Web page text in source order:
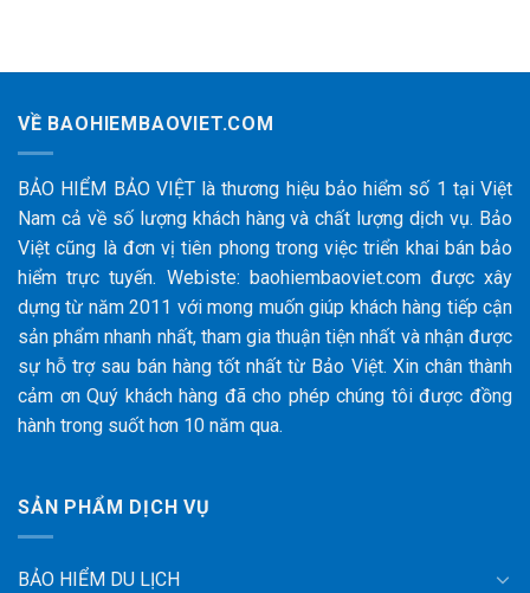
VỀ BAOHIEMBAOVIET.COM
BẢO HIỂM BẢO VIỆT là thương hiệu bảo hiểm số 1 tại Việt
Nam cả về số lượng khách hàng và chất lượng dịch vụ. Bảo
Việt cũng là đơn vị tiên phong trong việc triển khai bán bảo
hiểm trực tuyến. Webiste: baohiembaoviet.com được xây
dựng từ năm 2011 với mong muốn giúp khách hàng tiếp cận
sản phẩm nhanh nhất, tham gia thuận tiện nhất và nhận được
sự hỗ trợ sau bán hàng tốt nhất từ Bảo Việt. Xin chân thành
cảm ơn Quý khách hàng đã cho phép chúng tôi được đồng
hành trong suốt hơn 10 năm qua.
SẢN PHẨM DỊCH VỤ
BẢO HIỂM DU LỊCH